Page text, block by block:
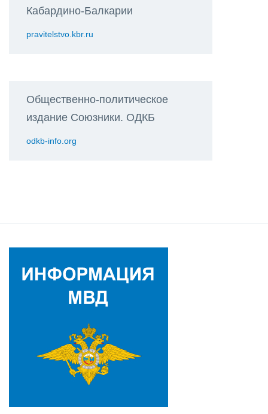
Кабардино-Балкарии
pravitelstvo.kbr.ru
Общественно-политическое
издание Союзники. ОДКБ
odkb-info.org